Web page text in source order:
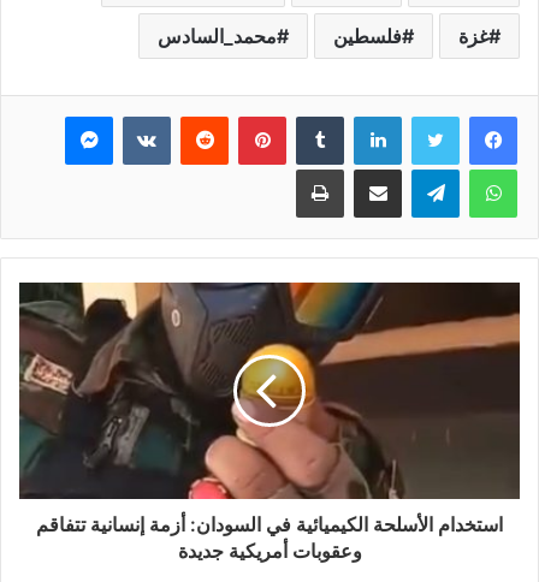
غزة فلسطين محمد_السادس
فيسبوك تويتر لينكدإن بينتيريست ماسنجر
واتساب تيلقرام مشاركة عبر البريد طباعة
استخدام الأسلحة الكيميائية في السودان: أزمة إنسانية تتفاقم
وعقوبات أمريكية جديدة